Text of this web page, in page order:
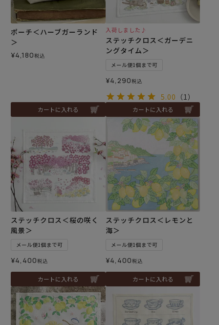
ポーチ＜ハーブガーランド
＞
¥4,180税込
カートに入れる
入荷しました♪
ステッチクロス＜ガーデニ
ングタイム＞
メール便1個まで可
¥4,290税込
5.00 （1）
カートに入れる
ステッチクロス＜桜の咲く
風景＞
メール便1個まで可
¥4,400税込
カートに入れる
ステッチクロス＜レモンと
海＞
メール便1個まで可
¥4,400税込
カートに入れる